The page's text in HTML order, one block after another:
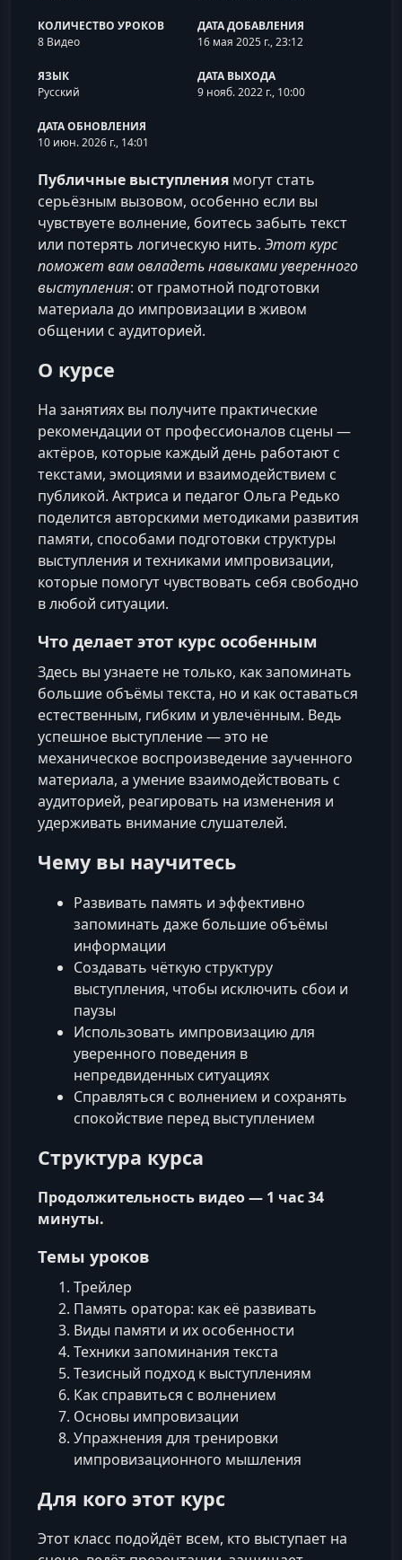
КОЛИЧЕСТВО УРОКОВ
8 Видео
ДАТА ДОБАВЛЕНИЯ
16 мая 2025 г., 23:12
ЯЗЫК
Русский
ДАТА ВЫХОДА
9 нояб. 2022 г., 10:00
ДАТА ОБНОВЛЕНИЯ
10 июн. 2026 г., 14:01
Публичные выступления могут стать
серьёзным вызовом, особенно если вы
чувствуете волнение, боитесь забыть текст
или потерять логическую нить. Этот курс
поможет вам овладеть навыками уверенного
выступления: от грамотной подготовки
материала до импровизации в живом
общении с аудиторией.
О курсе
На занятиях вы получите практические
рекомендации от профессионалов сцены —
актёров, которые каждый день работают с
текстами, эмоциями и взаимодействием с
публикой. Актриса и педагог Ольга Редько
поделится авторскими методиками развития
памяти, способами подготовки структуры
выступления и техниками импровизации,
которые помогут чувствовать себя свободно
в любой ситуации.
Что делает этот курс особенным
Здесь вы узнаете не только, как запоминать
большие объёмы текста, но и как оставаться
естественным, гибким и увлечённым. Ведь
успешное выступление — это не
механическое воспроизведение заученного
материала, а умение взаимодействовать с
аудиторией, реагировать на изменения и
удерживать внимание слушателей.
Чему вы научитесь
Развивать память и эффективно
запоминать даже большие объёмы
информации
Создавать чёткую структуру
выступления, чтобы исключить сбои и
паузы
Использовать импровизацию для
уверенного поведения в
непредвиденных ситуациях
Справляться с волнением и сохранять
спокойствие перед выступлением
Структура курса
Продолжительность видео — 1 час 34
минуты.
Темы уроков
Трейлер
Память оратора: как её развивать
Виды памяти и их особенности
Техники запоминания текста
Тезисный подход к выступлениям
Как справиться с волнением
Основы импровизации
Упражнения для тренировки
импровизационного мышления
Для кого этот курс
Этот класс подойдёт всем, кто выступает на